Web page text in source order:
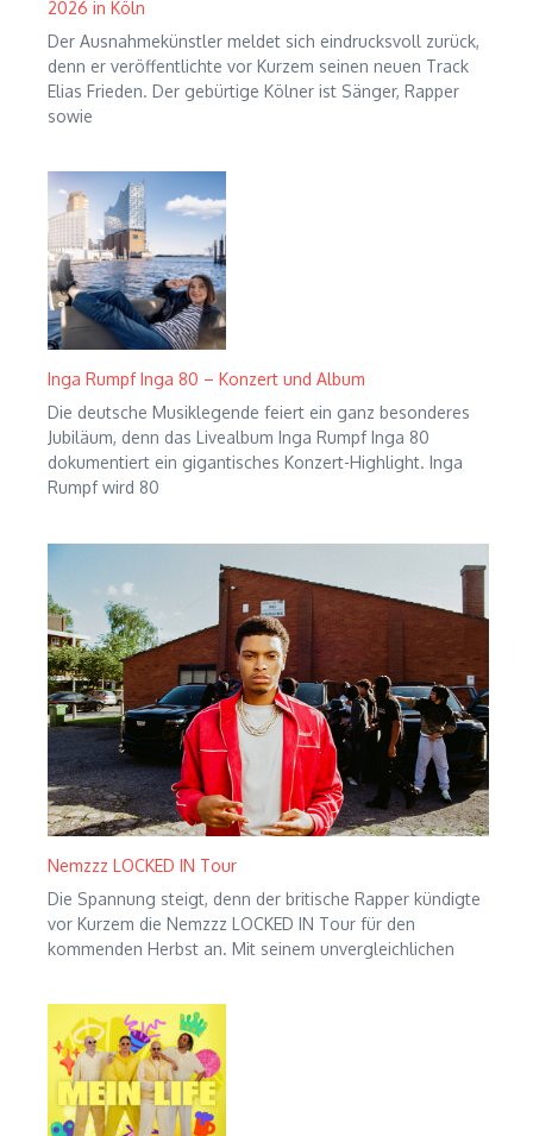
2026 in Köln
Der Ausnahmekünstler meldet sich eindrucksvoll zurück,
denn er veröffentlichte vor Kurzem seinen neuen Track
Elias Frieden. Der gebürtige Kölner ist Sänger, Rapper
sowie
Inga Rumpf Inga 80 – Konzert und Album
Die deutsche Musiklegende feiert ein ganz besonderes
Jubiläum, denn das Livealbum Inga Rumpf Inga 80
dokumentiert ein gigantisches Konzert-Highlight. Inga
Rumpf wird 80
Nemzzz LOCKED IN Tour
Die Spannung steigt, denn der britische Rapper kündigte
vor Kurzem die Nemzzz LOCKED IN Tour für den
kommenden Herbst an. Mit seinem unvergleichlichen